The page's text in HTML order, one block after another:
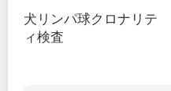
犬リンパ球クロナリテ
ィ検査